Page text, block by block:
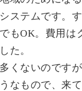
ステムです。
もOK。費用は
た。
くないのです
なもので、来